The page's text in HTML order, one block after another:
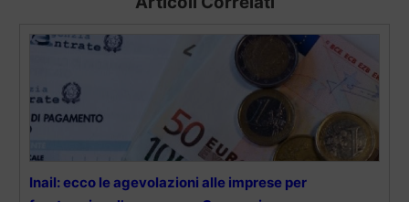
Inail: ecco le agevolazioni alle imprese per